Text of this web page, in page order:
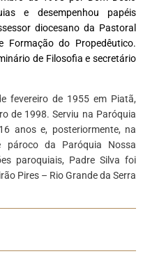
e desempenhou papéis
diocesano da Pastoral
Formação do Propedêutico.
de Filosofia e secretário
fevereiro de 1955 em Piatã,
de 1998. Serviu na Paróquia
anos e, posteriormente, na
pároco da Paróquia Nossa
paroquiais, Padre Silva foi
Pires – Rio Grande da Serra